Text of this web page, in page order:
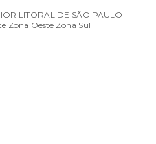
LITORAL DE SÃO PAULO
Zona Oeste Zona Sul